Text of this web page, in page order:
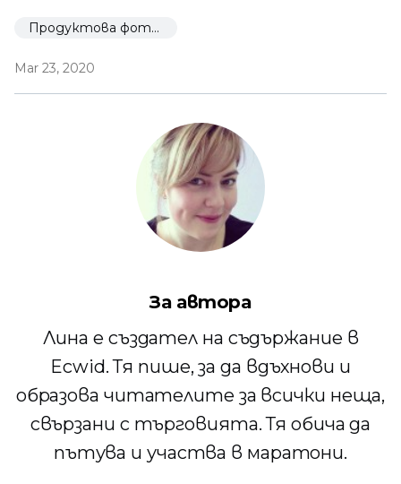
Продуктова фотография
Mar 23, 2020
За автора
Лина е създател на съдържание в
Ecwid. Тя пише, за да вдъхнови и
образова читателите за всички неща,
свързани с търговията. Тя обича да
пътува и участва в маратони.